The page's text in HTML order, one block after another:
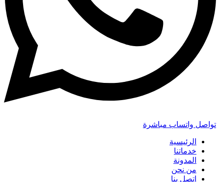
تواصل واتساب مباشرة
الرئيسية
خدماتنا
المدونة
من نحن
اتصل بنا